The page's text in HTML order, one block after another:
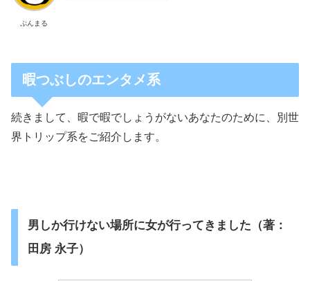
ぷんまる
暇つぶしのエンタメ系
続きまして、暇で暇でしょうがないあなたのために、別世
界トリップ系をご紹介します。
男しか行けない場所に女が行ってきました（著：
田房 永子）